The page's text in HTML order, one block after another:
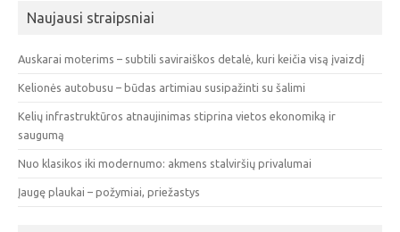
Naujausi straipsniai
Auskarai moterims – subtili saviraiškos detalė, kuri keičia visą įvaizdį
Kelionės autobusu – būdas artimiau susipažinti su šalimi
Kelių infrastruktūros atnaujinimas stiprina vietos ekonomiką ir
saugumą
Nuo klasikos iki modernumo: akmens stalviršių privalumai
Įaugę plaukai – požymiai, priežastys